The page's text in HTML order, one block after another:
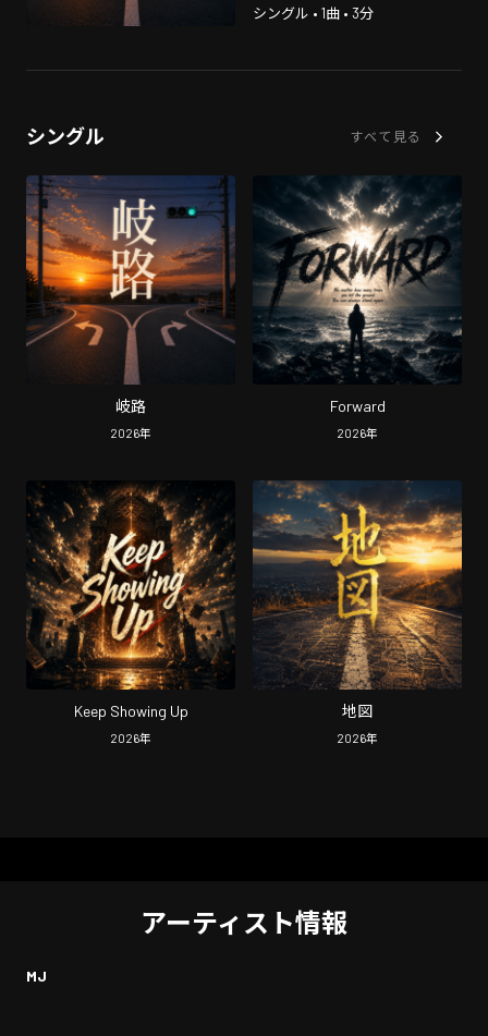
シングル • 1曲 • 3分
シングル すべて見る
岐路
2026年
Forward
2026年
Keep Showing Up
2026年
地図
2026年
アーティスト情報
MJ